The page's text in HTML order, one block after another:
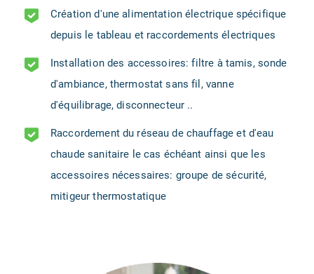
Création d'une alimentation électrique spécifique
depuis le tableau et raccordements électriques
Installation des accessoires: filtre à tamis, sonde
d'ambiance, thermostat sans fil, vanne
d'équilibrage, disconnecteur ..
Raccordement du réseau de chauffage et d'eau
chaude sanitaire le cas échéant ainsi que les
accessoires nécessaires: groupe de sécurité,
mitigeur thermostatique